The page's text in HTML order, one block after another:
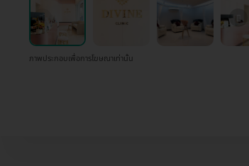
ภาพประกอบเพื่อการโฆษณาเท่านั้น